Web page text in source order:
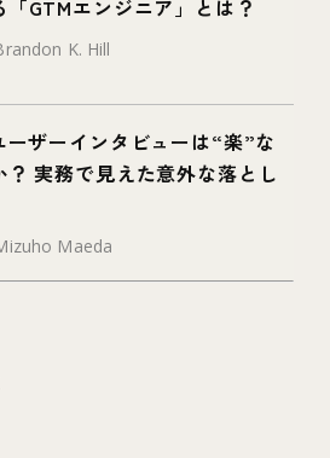
「GTMエンジニア」とは？
K. Hill
ーザーインタビューは“楽”な
？ 実務で見えた意外な落とし
Maeda